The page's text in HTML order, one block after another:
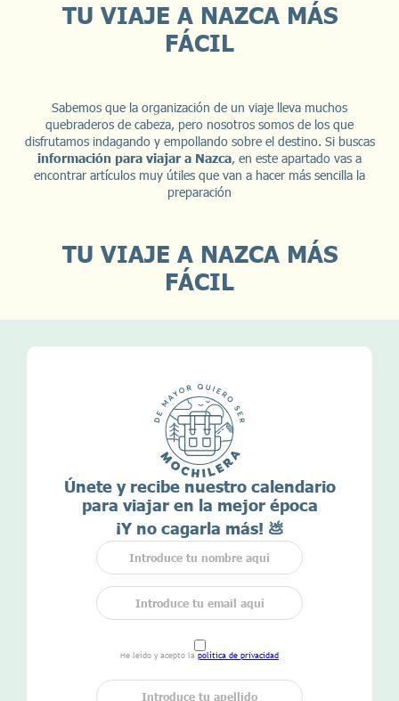
TU VIAJE A NAZCA MÁS
FÁCIL
Sabemos que la organización de un viaje lleva muchos
quebraderos de cabeza, pero nosotros somos de los que
disfrutamos indagando y empollando sobre el destino. Si buscas
información para viajar a Nazca, en este apartado vas a
encontrar artículos muy útiles que van a hacer más sencilla la
preparación
TU VIAJE A NAZCA MÁS
FÁCIL
Únete y recibe nuestro calendario
para viajar en la mejor época
¡Y no cagarla más! 💩
He leído y acepto la política de privacidad